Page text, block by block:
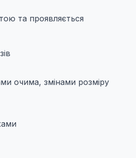
та проявляється
очима, змінами розміру